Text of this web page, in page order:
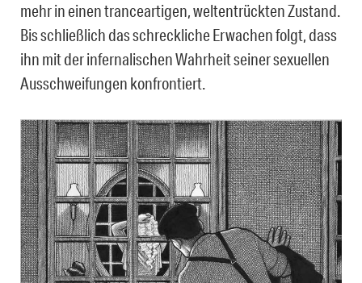
mehr in einen tranceartigen, weltentrückten Zustand.
Bis schließlich das schreckliche Erwachen folgt, dass
ihn mit der infernalischen Wahrheit seiner sexuellen
Ausschweifungen konfrontiert.